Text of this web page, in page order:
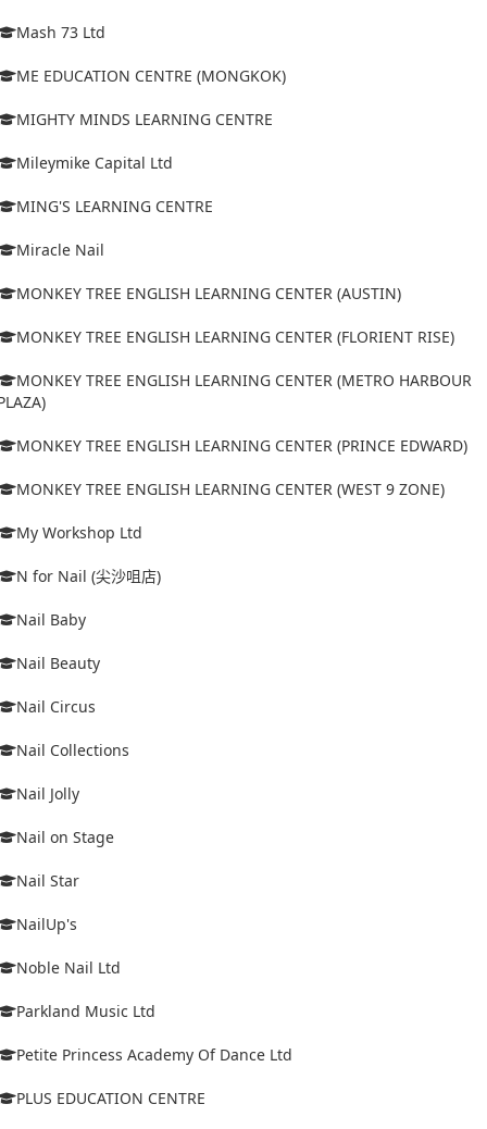
Mash 73 Ltd
ME EDUCATION CENTRE (MONGKOK)
MIGHTY MINDS LEARNING CENTRE
Mileymike Capital Ltd
MING'S LEARNING CENTRE
Miracle Nail
MONKEY TREE ENGLISH LEARNING CENTER (AUSTIN)
MONKEY TREE ENGLISH LEARNING CENTER (FLORIENT RISE)
MONKEY TREE ENGLISH LEARNING CENTER (METRO HARBOUR
MONKEY TREE ENGLISH LEARNING CENTER (PRINCE EDWARD)
MONKEY TREE ENGLISH LEARNING CENTER (WEST 9 ZONE)
My Workshop Ltd
N for Nail (尖沙咀店)
Nail Baby
Nail Beauty
Nail Circus
Nail Collections
Nail Jolly
Nail on Stage
Nail Star
NailUp's
Noble Nail Ltd
Parkland Music Ltd
Petite Princess Academy Of Dance Ltd
PLUS EDUCATION CENTRE